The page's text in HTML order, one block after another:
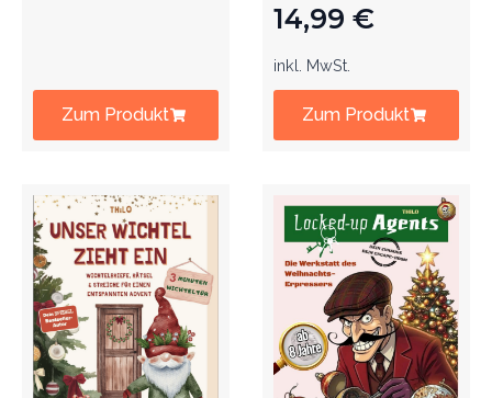
Zum Produkt
14,99 €
inkl. MwSt.
Zum Produkt